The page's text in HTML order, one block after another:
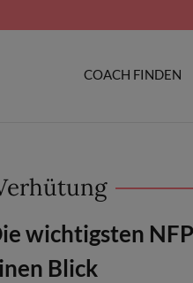
COACH FINDEN
wichtigsten
Blick